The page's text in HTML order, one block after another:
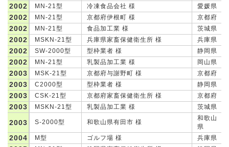
2002 MN-21型 冷凍食品会社 様 愛媛県
2002 MN-21型 京都府伊根町 様 京都府
2002 MN-21型 食品加工業 様 茨城県
2002 MSKN-21型 兵庫県家畜保健衛生所 様 兵庫県
2002 SW-2000型 型枠業者 様 静岡県
2002 MN-21型 乳製品加工業 様 岡山県
2003 MSK-21型 京都府与謝野町 様 京都府
2003 C2000型 型枠業者 様 静岡県
2003 CSK-21型 京都府家畜保健衛生所 様 京都府
2003 MSKN-21型 乳製品加工業 様 茨城県
2003 S-2000型 和歌山県有田市 様
和歌山
県
2004 M型 ゴルフ場 様 兵庫県